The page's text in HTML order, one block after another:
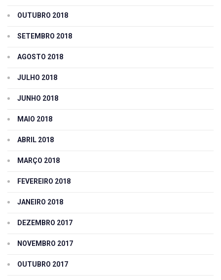
OUTUBRO 2018
SETEMBRO 2018
AGOSTO 2018
JULHO 2018
JUNHO 2018
MAIO 2018
ABRIL 2018
MARÇO 2018
FEVEREIRO 2018
JANEIRO 2018
DEZEMBRO 2017
NOVEMBRO 2017
OUTUBRO 2017